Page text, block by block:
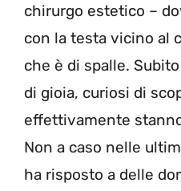
chirurgo estetico –
con la testa vicino al
che è di spalle.
di gioia, curiosi di
effettivamente
Non a caso nelle
ha risposto a delle